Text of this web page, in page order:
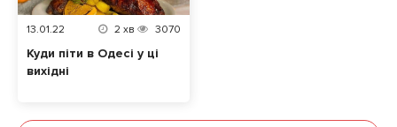
13.01.22 2 хв 3070
Куди піти в Одесі у ці
вихідні